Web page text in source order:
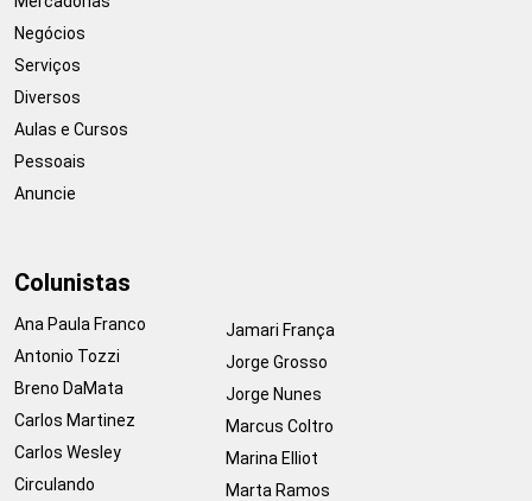
Negócios
Serviços
Diversos
Aulas e Cursos
Pessoais
Anuncie
Colunistas
Ana Paula Franco
Antonio Tozzi
Breno DaMata
Carlos Martinez
Carlos Wesley
Circulando
Jamari França
Jorge Grosso
Jorge Nunes
Marcus Coltro
Marina Elliot
Marta Ramos